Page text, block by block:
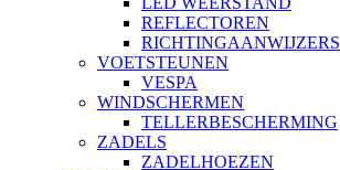
REFLECTOREN
RICHTINGAANWIJZERS
VOETSTEUNEN
VESPA
WINDSCHERMEN
TELLERBESCHERMING
ZADELS
ZADELHOEZEN